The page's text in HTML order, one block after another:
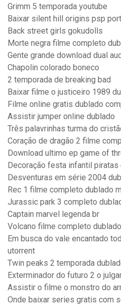
Grimm 5 temporada youtube
Baixar silent hill origins psp
Back street girls gokudolls
Morte negra filme completo
Gente grande download dual
Chapolin colorado boneco
2 temporada de breaking bad
Baixar filme o justiceiro 1989
Filme online gratis dublado
Assistir jumper online dublado
Três palavrinhas turma do
Coração de dragão 2 filme
Download ultimo ep game of
Decoração festa infantil piratas
Desventuras em série 2004
Rec 1 filme completo dublado
Jurassic park 3 completo
Captain marvel legenda br
Volcano filme completo
Em busca do vale encantado
utorrent
Twin peaks 2 temporada
Exterminador do futuro 2 o
Assistir o filme o monstro do
Onde baixar series gratis com